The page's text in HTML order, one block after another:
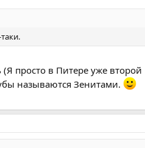
просто в Питере уже
называются Зенитами.